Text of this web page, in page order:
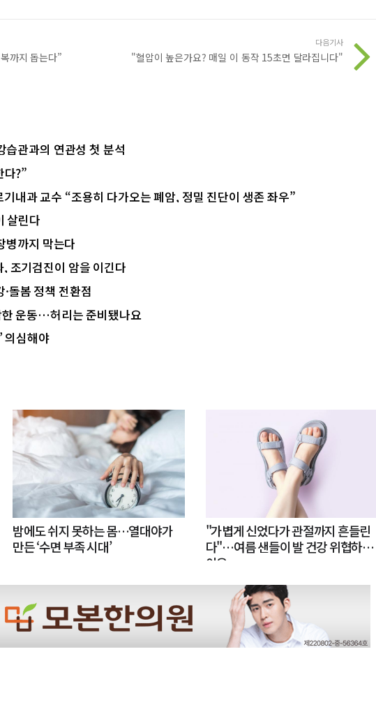
까지 돕는다”
다음기사
"혈압이 높은가요? 매일 이 동작 15초면 달라집니다"
관과의 연관성 첫 분석
다?”
내과 교수 “조용히 다가오는 폐암, 정밀 진단이 생존 좌우”
살린다
병까지 막는다
조기검진이 암을 이긴다
돌봄 정책 전환점
운동…허리는 준비됐나요
의심해야
밤에도 쉬지 못하는 몸…열대야가
만든 ‘수면 부족 시대’
"가볍게 신었다가 관절까지 흔들린
다"…여름 샌들이 발 건강 위협하는
이유